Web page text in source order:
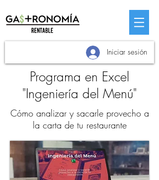
Iniciar sesión
Programa en Excel
"Ingeniería del Menú"
Cómo analizar y sacarle provecho a
la carta de tu restaurante